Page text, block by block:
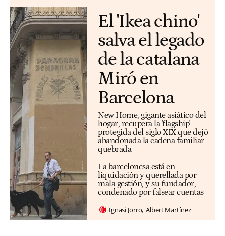
El 'Ikea chino'
salva el legado
de la catalana
Miró en
Barcelona
New Home, gigante asiático del
hogar, recupera la 'flagship'
protegida del siglo XIX que dejó
abandonada la cadena familiar
quebrada
La barcelonesa está en
liquidación y querellada por
mala gestión, y su fundador,
condenado por falsear cuentas
Ignasi Jorro Albert Martínez